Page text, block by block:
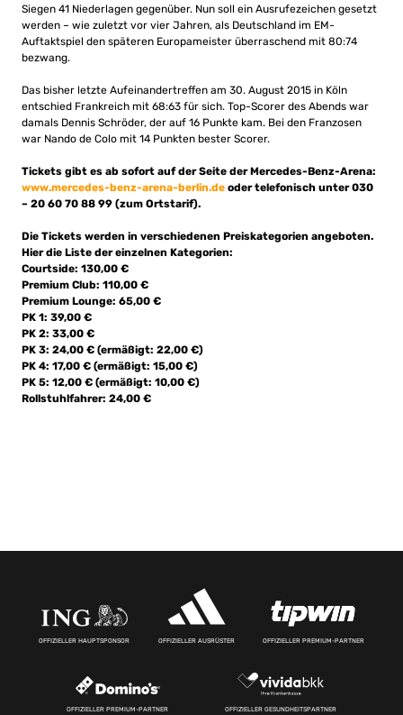
Siegen 41 Niederlagen gegenüber. Nun soll ein Ausrufezeichen gesetzt
werden – wie zuletzt vor vier Jahren, als Deutschland im EM-
Auftaktspiel den späteren Europameister überraschend mit 80:74
bezwang.
Das bisher letzte Aufeinandertreffen am 30. August 2015 in Köln
entschied Frankreich mit 68:63 für sich. Top-Scorer des Abends war
damals Dennis Schröder, der auf 16 Punkte kam. Bei den Franzosen
war Nando de Colo mit 14 Punkten bester Scorer.
Tickets gibt es ab sofort auf der Seite der Mercedes-Benz-Arena:
www.mercedes-benz-arena-berlin.de oder telefonisch unter 030
– 20 60 70 88 99 (zum Ortstarif).
Die Tickets werden in verschiedenen Preiskategorien angeboten.
Hier die Liste der einzelnen Kategorien:
Courtside: 130,00 €
Premium Club: 110,00 €
Premium Lounge: 65,00 €
PK 1: 39,00 €
PK 2: 33,00 €
PK 3: 24,00 € (ermäßigt: 22,00 €)
PK 4: 17,00 € (ermäßigt: 15,00 €)
PK 5: 12,00 € (ermäßigt: 10,00 €)
Rollstuhlfahrer: 24,00 €
OFFIZIELLER HAUPTSPONSOR OFFIZIELLER AUSRÜSTER OFFIZIELLER PREMIUM-PARTNER
OFFIZIELLER PREMIUM-PARTNER OFFIZIELLER GESUNDHEITSPARTNER